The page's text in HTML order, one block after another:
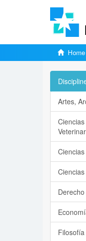
Home
Artes,
Derecho